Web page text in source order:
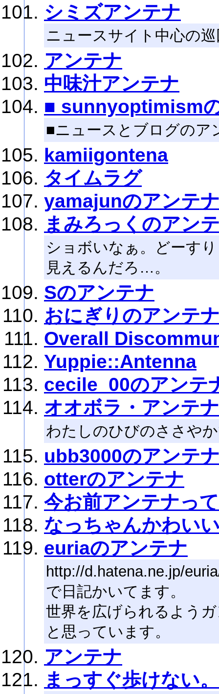
シミズアンテナ
ニュースサイト中心の
アンテナ
中味汁アンテナ
■ sunnyoptimism
■ニュースとブログのア
kamiigontena
タイムラグ
yamajunのアンテ
まみろっくのアン
ショボいなぁ。どーす
見えるんだろ…。
Sのアンテナ
おにぎりのアンテ
Overall
Yuppie::Antenna
cecile_00のアンテ
オオボラ・アンテナ
わたしのひびのささや
ubb3000のアンテ
otterのアンテナ
今お前アンテナっ
なっちゃんかわい
euriaのアンテナ
http://d.hatena.ne.jp/
で日記かいてます。
世界を広げられるよう
と思っています。
アンテナ
まっすぐ歩けない。